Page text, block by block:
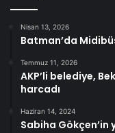
Nisan 13, 2026
Batman’da
Temmuz 11, 2026
AKP’li belediye,
harcadı
Haziran 14, 2024
Sabiha Gökçen’in